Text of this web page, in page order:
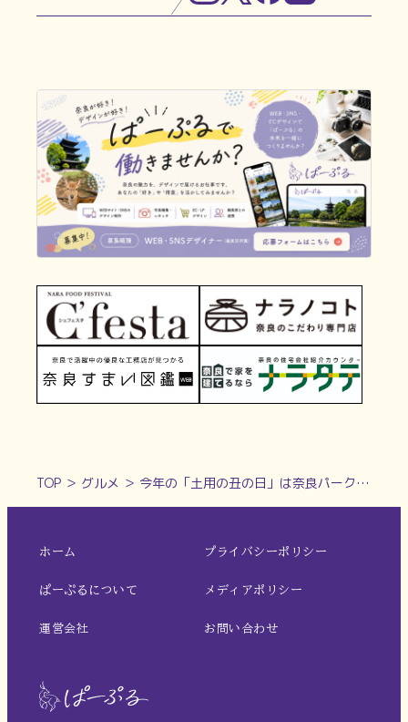
TOP ＞ グルメ ＞ 今年の「土用の丑の日」は奈良パークホテルの鰻で決まり！ 【大衆うなぎ 萬佳｜奈良市】
ホーム
ぱーぷるについて
運営会社
プライバシーポリシー
メディアポリシー
お問い合わせ